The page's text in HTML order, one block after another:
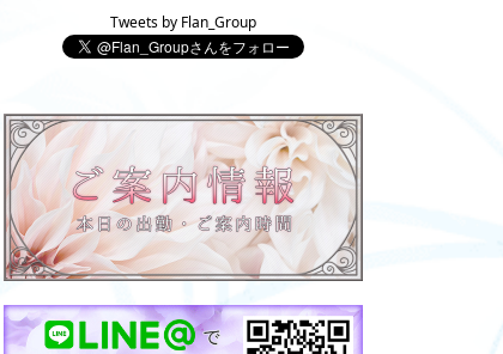
Tweets by Flan_Group